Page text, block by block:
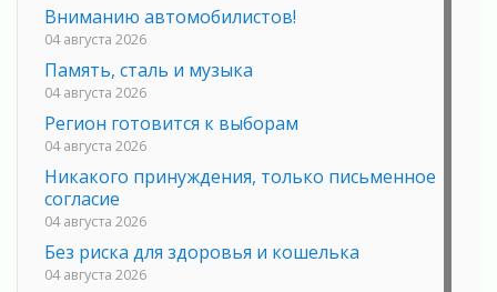
Вниманию автомобилистов!
04 августа 2026
Память, сталь и музыка
04 августа 2026
Регион готовится к выборам
04 августа 2026
Никакого принуждения, только письменное
согласие
04 августа 2026
Без риска для здоровья и кошелька
04 августа 2026